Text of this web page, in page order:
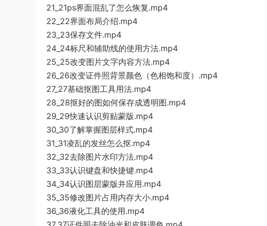
21_21ps界面混乱了怎么恢复.mp4
22_22界面布局介绍.mp4
23_23保存文件.mp4
24_24标尺和辅助线的使用方法.mp4
25_25改变图片文字内容方法.mp4
26_26改变证件照背景颜色（色相饱和度）.mp4
27_27基础抠图工具用法.mp4
28_28抠好的图如何保存成透明图.mp4
29_29快速认识剪贴蒙版.mp4
30_30了解掌握图层样式.mp4
31_31凌乱的发丝怎么抠.mp4
32_32去除图片水印方法.mp4
33_33认识键盘和快捷键.mp4
34_34认识图层蒙版并应用.mp4
35_35修改图片占用内存大小.mp4
36_36液化工具的使用.mp4